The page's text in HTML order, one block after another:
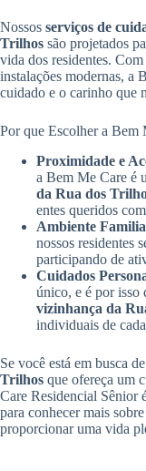
Nossos serviços de
Trilhos são projetados
vida dos residentes.
instalações modernas, a
cuidado e o carinho que
Por que Escolher a Bem
Proximidade e
a Bem Me Care é
da Rua dos
entes queridos
Ambiente
nossos residentes
participando de
Cuidados
único, e é por isso
vizinhança da
individuais de
Se você está em busca
Trilhos que ofereça um
Care Residencial Sênior
para conhecer mais
proporcionar uma vida